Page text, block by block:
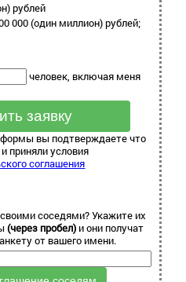
рублей
000 (один миллион)рублей;
человек, включая меня
формы вы подтверждаете что
приняли условия
соглашения
соседями? Укажите их
(через пробел)и они получат
от вашего имени.